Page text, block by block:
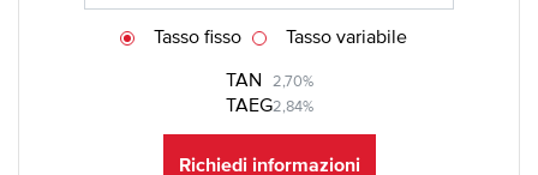
TAN 2,70%
TAEG2,84%
Tasso fisso Tasso variabile
Richiedi informazioni